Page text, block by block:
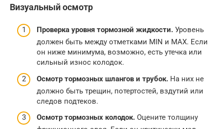
Визуальный осмотр
Проверка уровня тормозной жидкости. Уровень
должен быть между отметками MIN и MAX. Если
он ниже минимума, возможно, есть утечка или
сильный износ колодок.
Осмотр тормозных шлангов и трубок. На них не
должно быть трещин, потертостей, вздутий или
следов подтеков.
Осмотр тормозных колодок. Оцените толщину